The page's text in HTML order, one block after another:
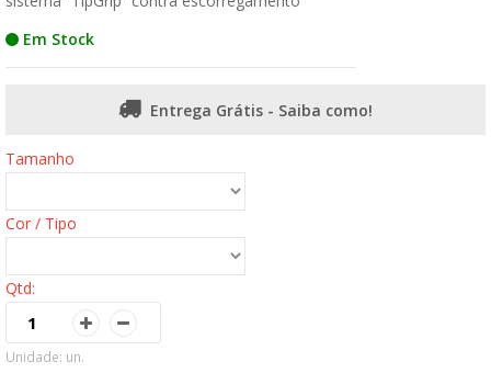
Em Stock
Entrega Grátis - Saiba como!
Tamanho
Cor / Tipo
Qtd:
Unidade: un.